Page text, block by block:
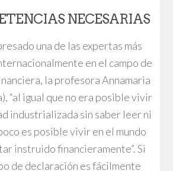
NECESARIAS
una de las expertas más
en el campo de
la profesora Annamaria
“al igual que no era posible vivir
industrializada sin saber leer ni
es posible vivir en el mundo
instruido financieramente”. Si
de declaración es fácilmente